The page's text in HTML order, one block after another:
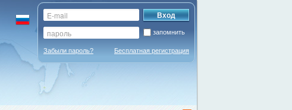
запомнить
Забыли пароль? Бесплатная регистрация